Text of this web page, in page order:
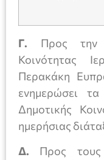
Γ. Προς την
Κοινότητας
Περακάκη
ενημερώσει
Δημοτικής
ημερήσιας
Δ. Προς